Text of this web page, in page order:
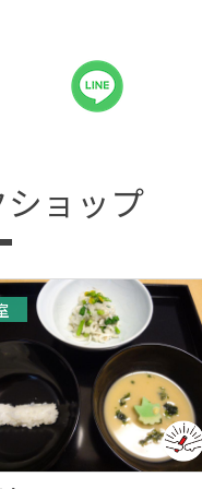
ョップ